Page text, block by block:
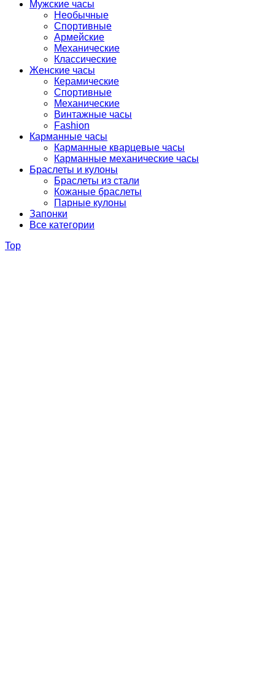
Мужские часы
Необычные
Спортивные
Армейские
Механические
Классические
Женские часы
Керамические
Спортивные
Механические
Винтажные часы
Fashion
Карманные часы
Карманные кварцевые часы
Карманные механические часы
Браслеты и кулоны
Браслеты из стали
Кожаные браслеты
Парные кулоны
Запонки
Все категории
Top